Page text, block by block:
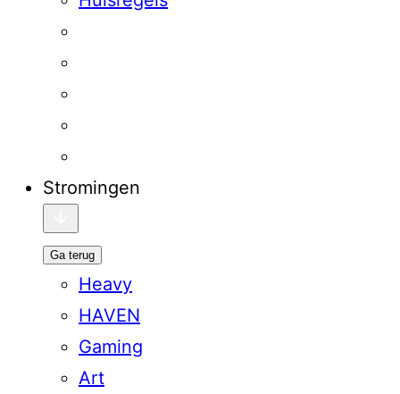
Stromingen
Ga terug
Heavy
HAVEN
Gaming
Art